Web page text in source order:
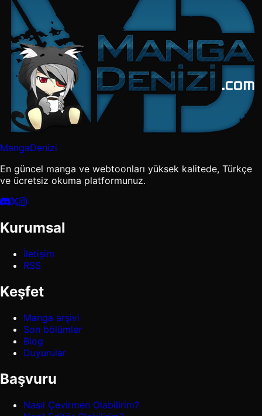
MangaDenizi
En güncel manga ve webtoonları yüksek kalitede, Türkçe
ve ücretsiz okuma platformunuz.
Kurumsal
İletişim
RSS
Keşfet
Manga arşivi
Son bölümler
Blog
Duyurular
Başvuru
Nasıl Çevirmen Olabilirim?